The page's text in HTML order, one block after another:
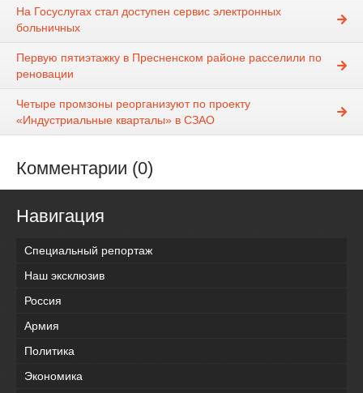
На Госуслугах стал доступен сервис электронных
больничных
Первую пятиэтажку в Пресненском районе расселили по
реновации
Четыре промзоны реорганизуют по проекту
«Индустриальные кварталы» в СЗАО
Комментарии (0)
Навигация
Специальный репортаж
Наш эксклюзив
Россия
Армия
Политика
Экономика